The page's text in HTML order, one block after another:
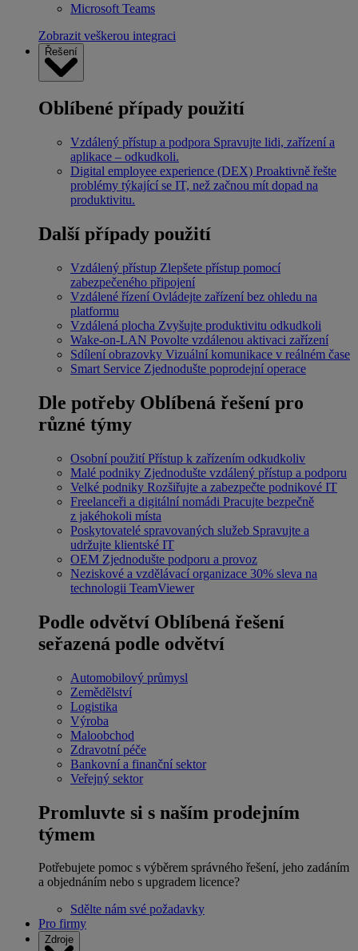
Microsoft Teams
Zobrazit veškerou integraci
Řešení
Oblíbené případy použití
Vzdálený přístup a podpora Spravujte lidi, zařízení a
aplikace – odkudkoli.
Digital employee experience (DEX) Proaktivně řešte
problémy týkající se IT, než začnou mít dopad na
produktivitu.
Další případy použití
Vzdálený přístup Zlepšete přístup pomocí
zabezpečeného připojení
Vzdálené řízení Ovládejte zařízení bez ohledu na
platformu
Vzdálená plocha Zvyšujte produktivitu odkudkoli
Wake-on-LAN Povolte vzdálenou aktivaci zařízení
Sdílení obrazovky Vizuální komunikace v reálném čase
Smart Service Zjednodušte poprodejní operace
Dle potřeby Oblíbená řešení pro
různé týmy
Osobní použití Přístup k zařízením odkudkoliv
Malé podniky Zjednodušte vzdálený přístup a podporu
Velké podniky Rozšiřujte a zabezpečte podnikové IT
Freelanceři a digitální nomádi Pracujte bezpečně
z jakéhokoli místa
Poskytovatelé spravovaných služeb Spravujte a
udržujte klientské IT
OEM Zjednodušte podporu a provoz
Neziskové a vzdělávací organizace 30% sleva na
technologii TeamViewer
Podle odvětví Oblíbená řešení
seřazená podle odvětví
Automobilový průmysl
Zemědělství
Logistika
Výroba
Maloobchod
Zdravotní péče
Bankovní a finanční sektor
Veřejný sektor
Promluvte si s naším prodejním
týmem
Potřebujete pomoc s výběrem správného řešení, jeho zadáním
a objednáním nebo s upgradem licence?
Sdělte nám své požadavky
Pro firmy
Zdroje